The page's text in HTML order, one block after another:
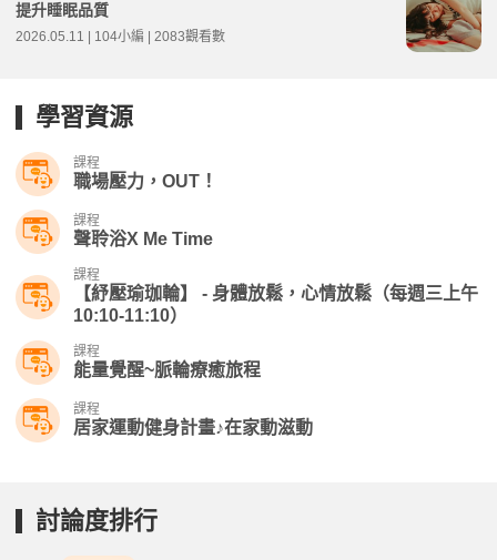
提升睡眠品質
2026.05.11 | 104小編 | 2083觀看數
學習資源
課程
職場壓力，OUT！
課程
聲聆浴X Me Time
課程
【紓壓瑜珈輪】 - 身體放鬆，心情放鬆（每週三上午
10:10-11:10）
課程
能量覺醒~脈輪療癒旅程
課程
居家運動健身計畫♪在家動滋動
討論度排行